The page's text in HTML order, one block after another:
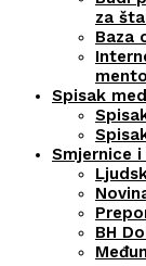
za
Baza
Spisak
Smjernice i
BH